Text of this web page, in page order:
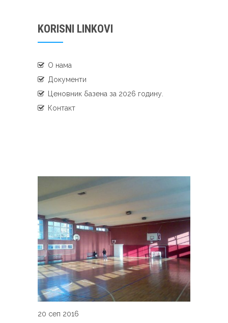
KORISNI LINKOVI
О нама
Документи
Ценовник базена за 2026 годину.
Контакт
20 сеп 2016